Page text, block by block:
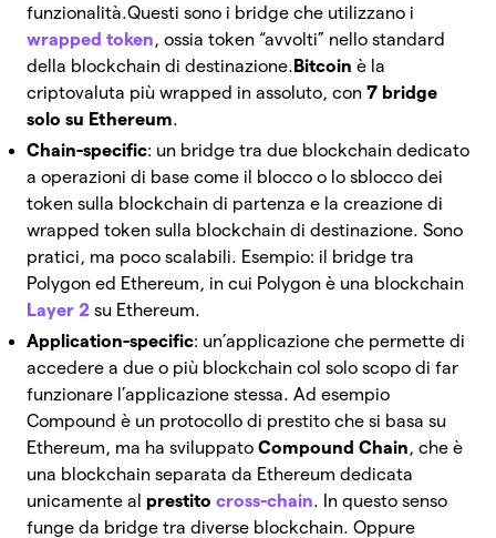
funzionalità.Questi sono i bridge che utilizzano i
wrapped token, ossia token “avvolti” nello standard
della blockchain di destinazione. Bitcoin è la
criptovaluta più wrapped in assoluto, con 7 bridge
solo su Ethereum.
Chain-specific: un bridge tra due blockchain dedicato
a operazioni di base come il blocco o lo sblocco dei
token sulla blockchain di partenza e la creazione di
wrapped token sulla blockchain di destinazione. Sono
pratici, ma poco scalabili. Esempio: il bridge tra
Polygon ed Ethereum, in cui Polygon è una blockchain
Layer 2 su Ethereum.
Application-specific: un’applicazione che permette di
accedere a due o più blockchain col solo scopo di far
funzionare l’applicazione stessa. Ad esempio
Compound è un protocollo di prestito che si basa su
Ethereum, ma ha sviluppato Compound Chain, che è
una blockchain separata da Ethereum dedicata
unicamente al prestito cross-chain. In questo senso
funge da bridge tra diverse blockchain. Oppure